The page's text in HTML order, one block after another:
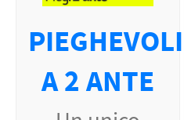
PIEGHEVOLI
A 2 ANTE